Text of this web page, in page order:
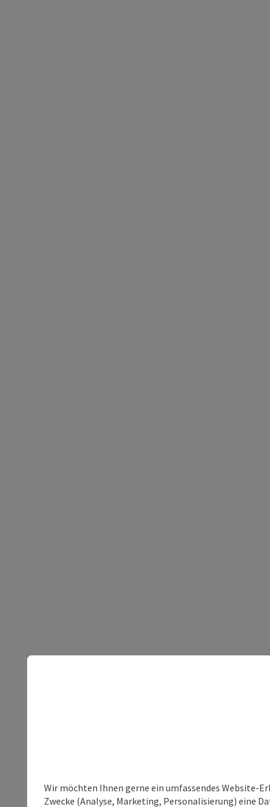
Wir möchten Ihnen gerne ein umfassendes Website-
Zwecke (Analyse, Marketing, Personalisierung) eine